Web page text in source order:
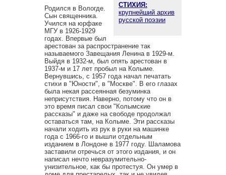
СТИХИЯ:
крупнейший архив
русской поэзии
Родился в Вологде.
Сын священника.
Учился на юрфаке
МГУ в 1926-1929
годах. Впервые был
арестован за распространение так
называемого Завещания Ленина в 1929-м.
Выйдя в 1932-м, был опять арестован в
1937-м и 17 лет пробыл на Колыме.
Вернувшись, с 1957 года начал печатать
стихи в "Юности", в "Москве". В его глазах
была некая рассеянная безуминка
неприсутствия. Наверно, потому что он в
это время писал свои "Колымские
рассказы" и даже на свободе продолжал
оставаться там, на Колыме. Эти рассказы
начали ходить из рук в руки на машинке
года с 1966-го и вышли отдельным
изданием в Лондоне в 1977 году. Шаламова
заставили отречься от этого издания, и он
написал нечто невразумительно-
унизительное, как бы протестуя. Он умер в